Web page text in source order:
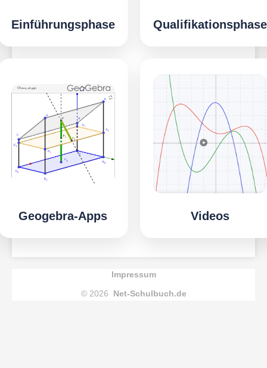
Einführungsphase Qualifikationsphase
Geogebra-Apps Videos
Impressum
© 2026
Net-Schulbuch.de